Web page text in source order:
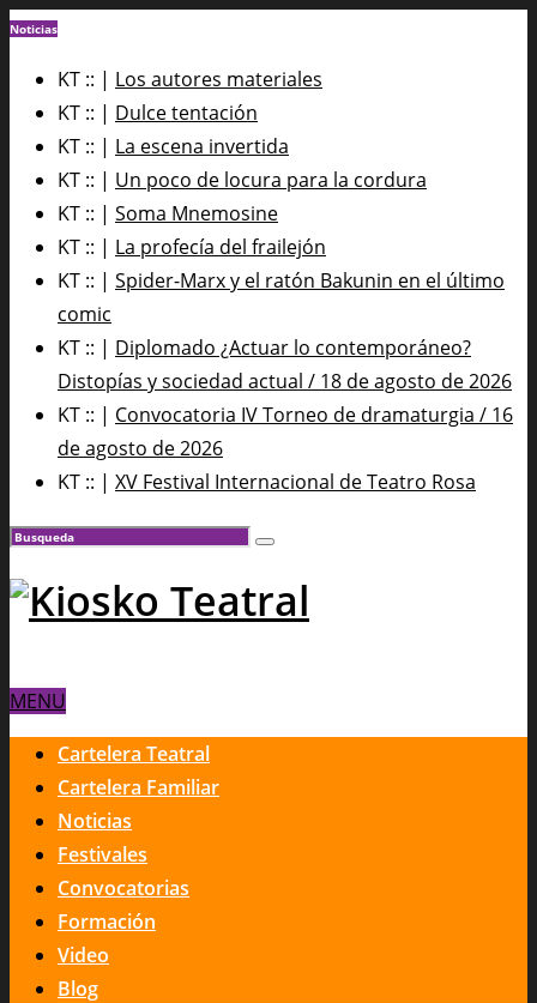
Noticias
KT :: | Los autores materiales
KT :: | Dulce tentación
KT :: | La escena invertida
KT :: | Un poco de locura para la cordura
KT :: | Soma Mnemosine
KT :: | La profecía del frailejón
KT :: | Spider-Marx y el ratón Bakunin en el último
comic
KT :: | Diplomado ¿Actuar lo contemporáneo?
Distopías y sociedad actual / 18 de agosto de 2026
KT :: | Convocatoria IV Torneo de dramaturgia / 16
de agosto de 2026
KT :: | XV Festival Internacional de Teatro Rosa
MENU
Cartelera Teatral
Cartelera Familiar
Noticias
Festivales
Convocatorias
Formación
Video
Blog